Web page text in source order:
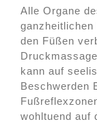
Alle Organe
ganzheitlichen
den Füßen
kann auf
Beschwerden
wohltuend auf